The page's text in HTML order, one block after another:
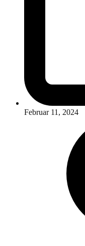
Februar 11, 2024